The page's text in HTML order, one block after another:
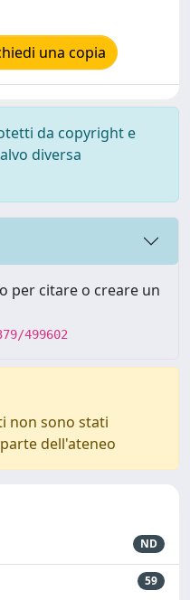
una copia
da copyright e
diversa
per citare o creare un
499602
non sono stati
dell'ateneo
ND
59